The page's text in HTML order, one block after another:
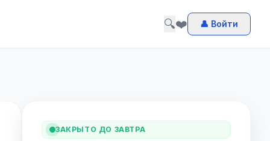
🔍❤️ 👤 Войти
ЗАКРЫТО ДО ЗАВТРА